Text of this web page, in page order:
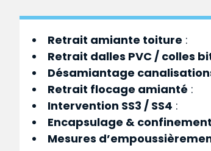
Retrait amiante toiture :
Retrait dalles PVC / colles
Désamiantage
Retrait flocage amianté :
Intervention SS3 / SS4 :
Encapsulage & confinement
Mesures